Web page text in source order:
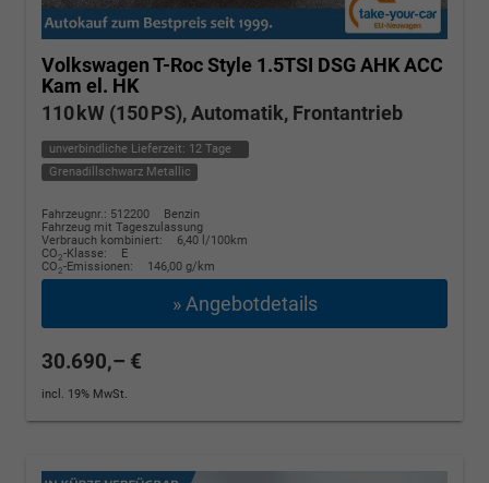
Volkswagen T-RocStyle 1.5TSI DSG AHK ACC
Kam el. HK
110 kW (150 PS), Automatik, Frontantrieb
unverbindliche Lieferzeit: 12 Tage
Grenadillschwarz Metallic
Fahrzeugnr.: 512200
Benzin
Fahrzeug mit Tageszulassung
Verbrauch kombiniert:
6,40 l/100km
CO2-Klasse:
E
CO2-Emissionen: 146,00 g/km
» Angebotdetails
30.690,– €
incl. 19% MwSt.